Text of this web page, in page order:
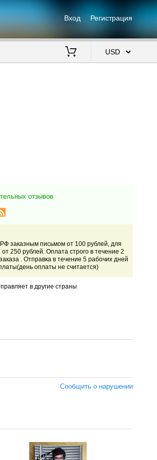
Вход Регистрация
отзывов
заказным письмом от 100 рублей, для
от 250 рублей. Оплата строго в течение 2
. Отправка в течение 5 рабочих дней
оплаты не считается)
в другие страны
Сообщить о нарушении